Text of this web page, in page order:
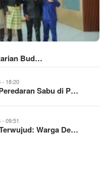
Bud…
- 18:20
Sabu di P…
09:51
Warga De…